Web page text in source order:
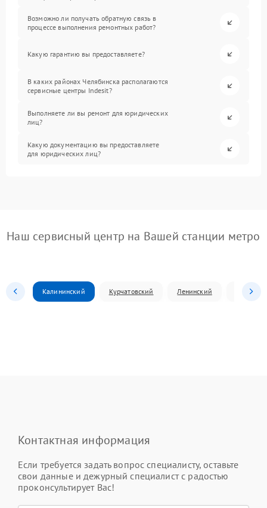
Возможно ли получать обратную связь в
процессе выполнения ремонтных работ?
Какую гарантию вы предоставляете?
В каких районах Челябинска располагаются
сервисные центры Indesit?
Выполняете ли вы ремонт для юридических
лиц?
Какую документацию вы предоставляете
для юридических лиц?
Наш сервисный центр на Вашей станции метро
Калининский Курчатовский Ленинский
Контактная информация
Если требуется задать вопрос специалисту, оставьте
свои данные и дежурный специалист с радостью
проконсультирует Вас!